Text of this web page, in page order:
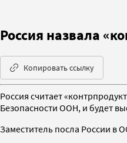
Россия назвала
Копировать ссылку
Россия считает
Безопасности ООН, и будет
Заместитель посла России в